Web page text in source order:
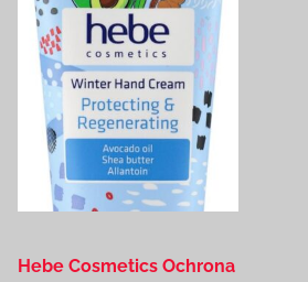
Hebe Cosmetics Ochrona